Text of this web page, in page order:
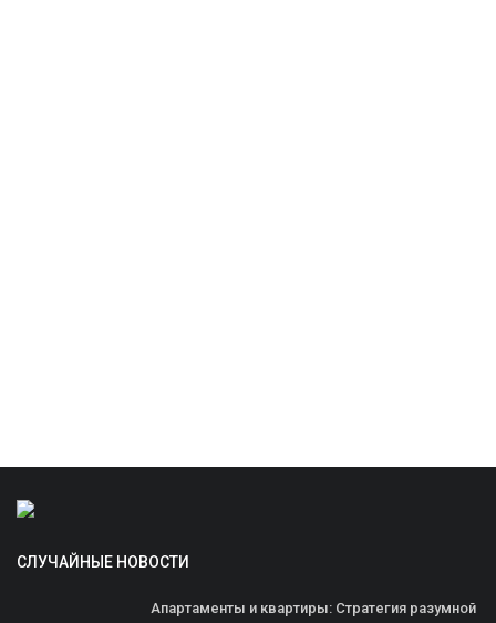
СЛУЧАЙНЫЕ НОВОСТИ
Апартаменты и квартиры: Стратегия разумной